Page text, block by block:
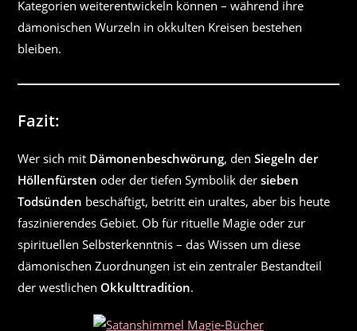
Kategorien weiterentwickeln können – während ihre
dämonischen Wurzeln in okkulten Kreisen bestehen
bleiben.
Fazit:
Wer sich mit Dämonenbeschwörung, denSiegeln der
Höllenfürsten oder der tiefen Symbolik dersieben
Todsünden beschäftigt, betritt ein uraltes, aber bis heute
faszinierendes Gebiet. Ob für rituelle Magie oder zur
spirituellen Selbsterkenntnis – das Wissen um diese
dämonischen Zuordnungen ist ein zentraler Bestandteil
der westlichenOkkulttradition.